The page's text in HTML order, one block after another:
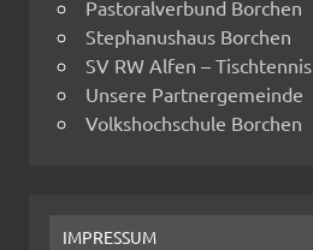
Pastoralverbund Borchen
Stephanushaus Borchen
SV RW Alfen – Tischtennis
Unsere Partnergemeinde
Volkshochschule Borchen
IMPRESSUM